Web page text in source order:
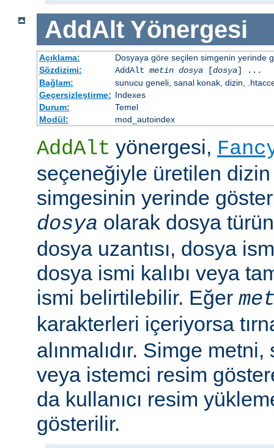
AddAlt Yönergesi
Açıklama:
Dosyaya göre seçilen simgenin yerinde
Sözdizimi:
AddAlt metin dosya[dosya] ...
Bağlam:
sunucu geneli, sanal konak, dizin,
Geçersizleştirme: Indexes
Durum:
Temel
Modül:
mod_autoindex
AddAlt yönergesi,
seçeneğiyle üretilen
simgesinin yerinde
dosya olarak dosya
dosya uzantısı, dosya
dosya ismi kalıbı veya
ismi belirtilebilir. Eğer
karakterleri içeriyorsa
alınmalıdır. Simge
veya istemci resim
da kullanıcı resim
gösterilir.